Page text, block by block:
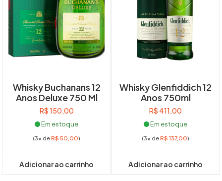
Whisky Buchanans 12
Anos Deluxe 750 Ml
R$150,00
Em estoque
(3x deR$ 50,00)
Adicionar ao carrinho
Whisky Glenfiddich 12
Anos 750ml
R$ 411,00
Em estoque
(3x deR$ 137,00)
Adicionar ao carrinho